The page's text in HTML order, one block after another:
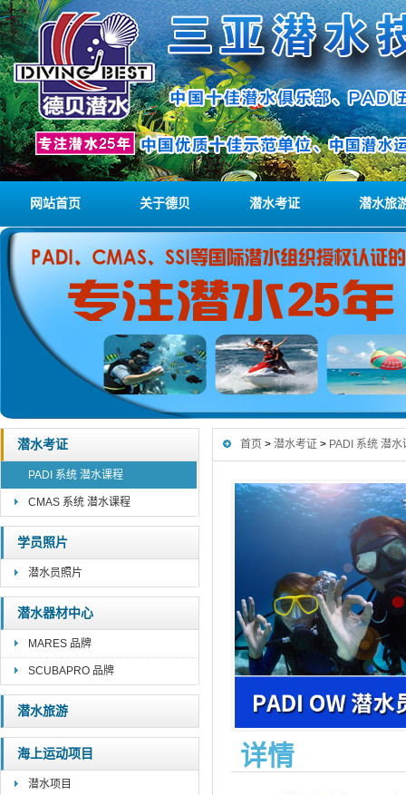
网站首页 关于德贝 潜水考证 潜水旅
潜水考证
PADI 系统 潜水课程
CMAS 系统 潜水课程
学员照片
潜水员照片
潜水器材中心
MARES 品牌
SCUBAPRO 品牌
潜水旅游
海上运动项目
潜水项目
首页 > 潜水考证 > PADI 系统 潜水
详情